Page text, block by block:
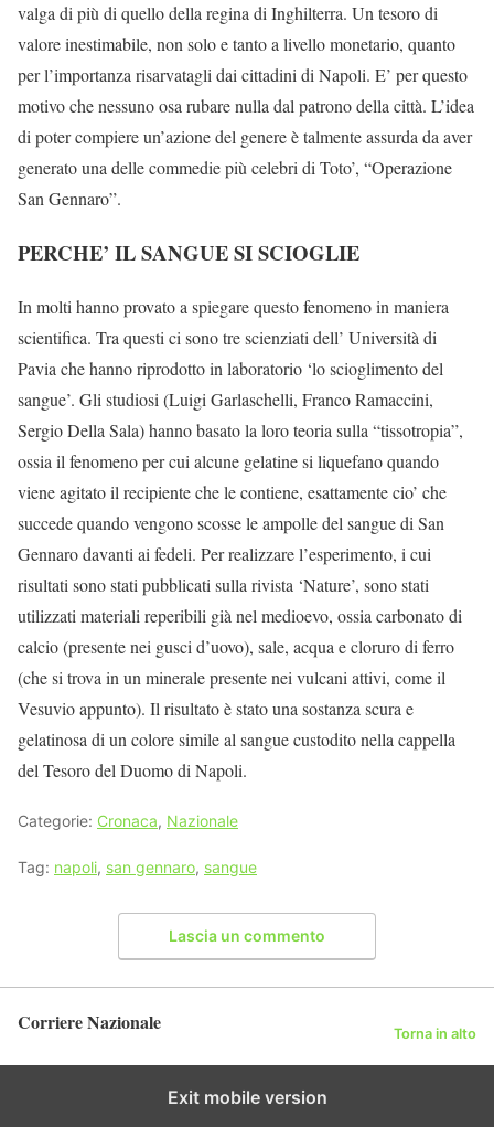
valga di più di quello della regina di Inghilterra. Un tesoro di
valore inestimabile, non solo e tanto a livello monetario, quanto
per l’importanza risarvatagli dai cittadini di Napoli. E’ per questo
motivo che nessuno osa rubare nulla dal patrono della città. L’idea
di poter compiere un’azione del genere è talmente assurda da aver
generato una delle commedie più celebri di Toto’, “Operazione
San Gennaro”.
PERCHE’ IL SANGUE SI SCIOGLIE
In molti hanno provato a spiegare questo fenomeno in maniera
scientifica. Tra questi ci sono tre scienziati dell’ Università di
Pavia che hanno riprodotto in laboratorio ‘lo scioglimento del
sangue’. Gli studiosi (Luigi Garlaschelli, Franco Ramaccini,
Sergio Della Sala) hanno basato la loro teoria sulla “tissotropia”,
ossia il fenomeno per cui alcune gelatine si liquefano quando
viene agitato il recipiente che le contiene, esattamente cio’ che
succede quando vengono scosse le ampolle del sangue di San
Gennaro davanti ai fedeli. Per realizzare l’esperimento, i cui
risultati sono stati pubblicati sulla rivista ‘Nature’, sono stati
utilizzati materiali reperibili già nel medioevo, ossia carbonato di
calcio (presente nei gusci d’uovo), sale, acqua e cloruro di ferro
(che si trova in un minerale presente nei vulcani attivi, come il
Vesuvio appunto). Il risultato è stato una sostanza scura e
gelatinosa di un colore simile al sangue custodito nella cappella
del Tesoro del Duomo di Napoli.
Categorie: Cronaca, Nazionale
Tag: napoli, san gennaro, sangue
Lascia un commento
Corriere Nazionale Torna in alto
Exit mobile version